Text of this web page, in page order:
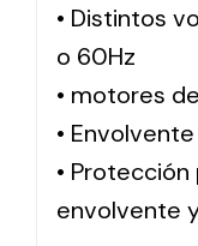
• Distintos
o 60Hz
• motores
•
•
envolvente